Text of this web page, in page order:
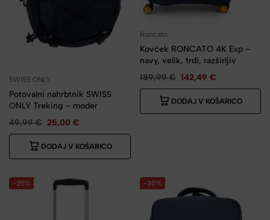
SWISS ONLY
Potovalni nahrbtnik SWISS
ONLY Treking – moder
49,99€ 25,00 €
DODAJ V KOŠARICO
Roncato
Kovček RONCATO 4K Exp –
navy, velik, trdi, razširljiv
189,99€ 142,49 €
DODAJ V KOŠARICO
-25% -30%